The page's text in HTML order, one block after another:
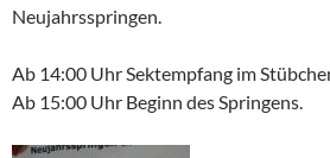
Neujahrsspringen.
Ab 14:00 Uhr Sektempfang im
Ab 15:00 Uhr Beginn des Springens.